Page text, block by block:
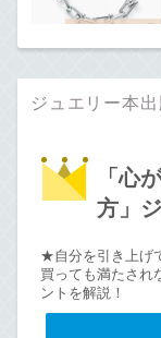
ジュエリー本出
「心
方」
★自分を引き上げ
買っても満たされ
ントを解説！